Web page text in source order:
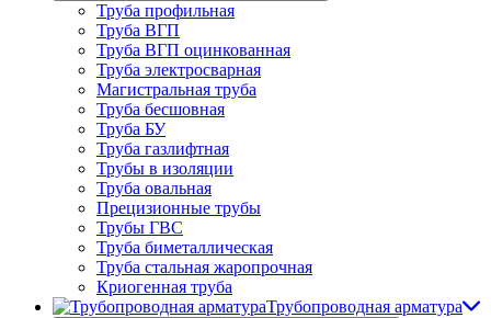
Труба профильная
Труба ВГП
Труба ВГП оцинкованная
Труба электросварная
Магистральная труба
Труба бесшовная
Труба БУ
Труба газлифтная
Трубы в изоляции
Труба овальная
Прецизионные трубы
Трубы ГВС
Труба биметаллическая
Труба стальная жаропрочная
Криогенная труба
Трубопроводная арматура